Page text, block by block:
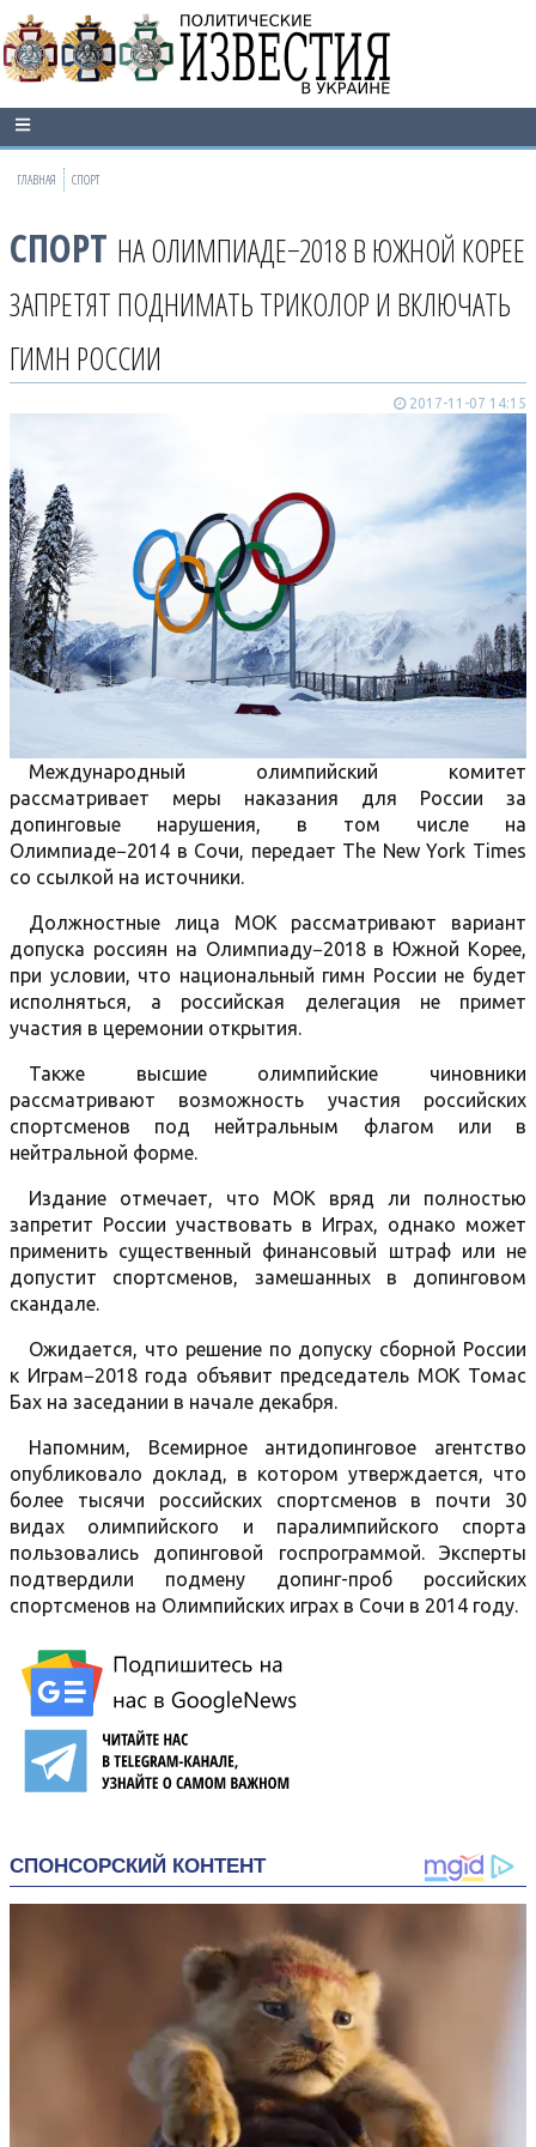
ГЛАВНАЯ СПОРТ
СПОРТ НА ОЛИМПИАДЕ−2018 В ЮЖНОЙ КОРЕЕ
ЗАПРЕТЯТ ПОДНИМАТЬ ТРИКОЛОР И ВКЛЮЧАТЬ
ГИМН РОССИИ
2017-11-07 14:15
Международный олимпийский комитет
рассматривает меры наказания для России за
допинговые нарушения, в том числе на
Олимпиаде−2014 в Сочи, передает The New York Times
со ссылкой на источники.
Должностные лица МОК рассматривают вариант
допуска россиян на Олимпиаду−2018 в Южной Корее,
при условии, что национальный гимн России не будет
исполняться, а российская делегация не примет
участия в церемонии открытия.
Также высшие олимпийские чиновники
рассматривают возможность участия российских
спортсменов под нейтральным флагом или в
нейтральной форме.
Издание отмечает, что МОК вряд ли полностью
запретит России участвовать в Играх, однако может
применить существенный финансовый штраф или не
допустит спортсменов, замешанных в допинговом
скандале.
Ожидается, что решение по допуску сборной России
к Играм−2018 года объявит председатель МОК Томас
Бах на заседании в начале декабря.
Напомним, Всемирное антидопинговое агентство
опубликовало доклад, в котором утверждается, что
более тысячи российских спортсменов в почти 30
видах олимпийского и паралимпийского спорта
пользовались допинговой госпрограммой. Эксперты
подтвердили подмену допинг-проб российских
спортсменов на Олимпийских играх в Сочи в 2014 году.